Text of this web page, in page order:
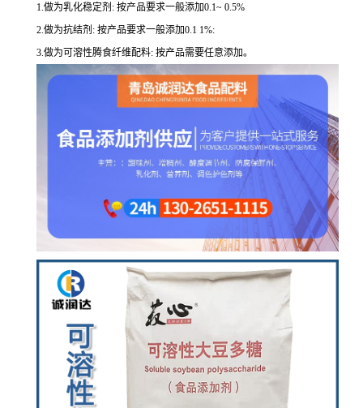
1.做为乳化稳定剂: 按产品要求一般添加0.1~ 0.5%
2.做为抗结剂: 按产品要求一般添加0.1 1%:
3.做为可溶性腾食纤维配料: 按产品需要任意添加。